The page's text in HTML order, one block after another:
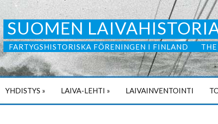
SUOMEN
FARTYGSHISTORISKA FÖRENINGEN I FINLAND
YHDISTYS » LAIVA-LEHTI » LAIVAINVENTOINTI